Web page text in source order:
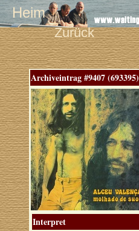
Heim
Zurück
Archiveintrag #9407 (693395)
Interpret